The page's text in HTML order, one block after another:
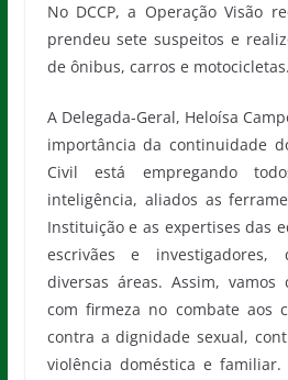
No DCCP, a Operação Visão
prendeu sete suspeitos e
de ônibus, carros e motocicletas.
A Delegada-Geral, Heloísa
importância da continuidade
Civil está empregando
inteligência, aliados as
Instituição e as expertises das
escrivães e
diversas áreas. Assim,
com firmeza no combate aos
contra a dignidade sexual,
violência doméstica e familiar.